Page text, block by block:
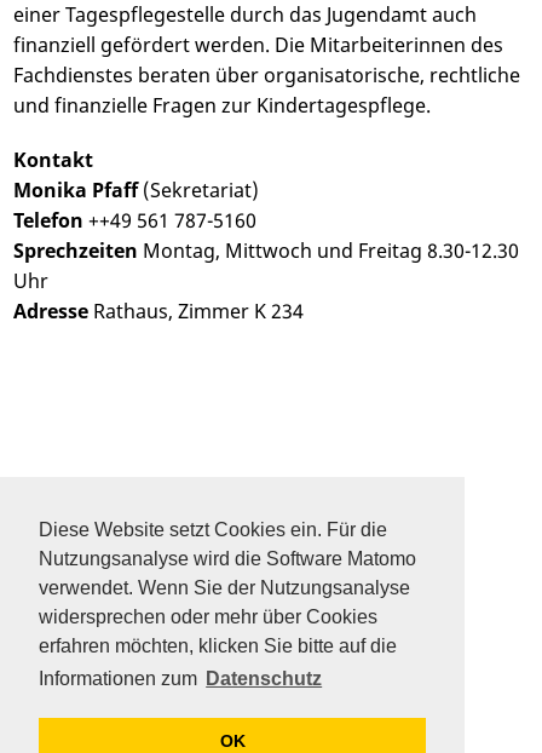
Diese Website setzt Cookies ein. Für die
Nutzungsanalyse wird die Software Matomo
verwendet. Wenn Sie der Nutzungsanalyse
widersprechen oder mehr über Cookies
erfahren möchten, klicken Sie bitte auf die
Informationen zum Datenschutz
OK
einer Tagespflegestelle durch das Jugendamt auch
finanziell gefördert werden. Die Mitarbeiterinnen des
Fachdienstes beraten über organisatorische, rechtliche
und finanzielle Fragen zur Kindertagespflege.
Kontakt
Monika Pfaff(Sekretariat)
Telefon ++49 561 787-5160
Sprechzeiten Montag, Mittwoch und Freitag 8.30-12.30
Uhr
Adresse Rathaus, Zimmer K 234
SITEMAP
FAQ
KONTAKT
IMPRESSUM